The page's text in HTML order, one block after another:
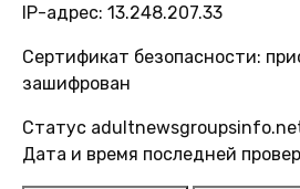
IP-адрес: 13.248.207.33
Сертификат безопасности:
зашифрован
Статус
Дата и время последней